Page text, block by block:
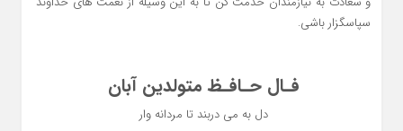
سپاسگزار باشی.
فـال حـافـظ متولدین آبان
دل به می دربند تا مردانه وار